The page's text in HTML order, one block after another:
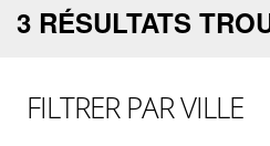
3 RÉSULTATS
FILTRER PAR VILLE